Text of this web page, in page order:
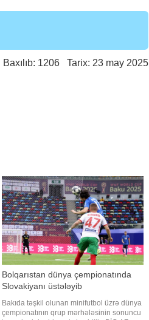
Baxılıb: 1206 Tarix: 23 may 2025
Bolqarıstan dünya çempionatında
Slovakiyanı üstələyib
Bakıda təşkil olunan minifutbol üzrə dünya
çempionatının qrup mərhələsinin sonuncu